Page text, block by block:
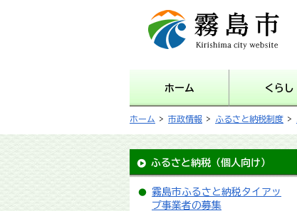
霧島市 Kirishima city
website
ホーム くらし
ホーム > 市政情報 > ふるさと納税制度 >
ふるさと納税（個人向け）
霧島市ふるさと納税タイアッ
プ事業者の募集